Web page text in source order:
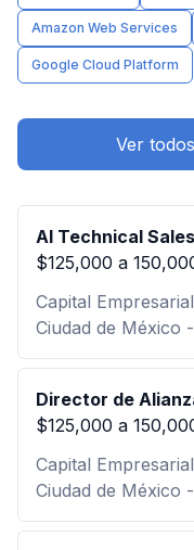
Amazon Web Services
Google Cloud Platform
Ver
AI Technical
$125,000 a
Capital
Ciudad de México
Director de
$125,000 a
Capital
Ciudad de México